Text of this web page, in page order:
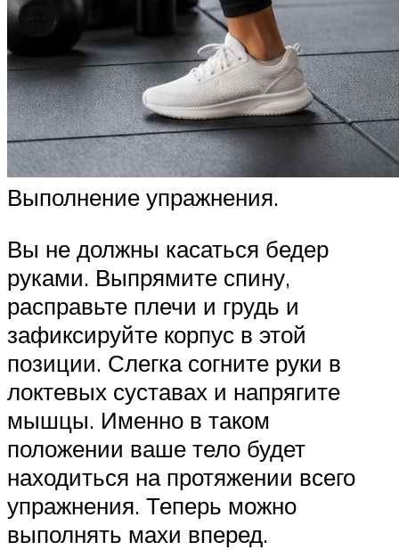
Выполнение упражнения.
Вы не должны касаться бедер
руками. Выпрямите спину,
расправьте плечи и грудь и
зафиксируйте корпус в этой
позиции. Слегка согните руки в
локтевых суставах и напрягите
мышцы. Именно в таком
положении ваше тело будет
находиться на протяжении всего
упражнения. Теперь можно
выполнять махи вперед.